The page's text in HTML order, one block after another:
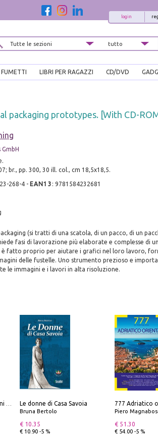
login
LIBRI PER RAGAZZI CD/DVD
packaging prototypes. [With CD-
GmbH
br., pp. 300, 30 ill. col., cm 18,5x18,5.
268-4- EAN13 : 9781584232681
(si tratti di una scatola, di un pacco, di un
fasi di lavorazione più elaborate e complesse di
fatto proprio per aiutare i grafici nel loro lavoro,
delle fustelle. Uno strumento prezioso e
le immagini e i lavori in alta risoluzione.
Le donne di Casa Savoia
Bruna Bertolo
€ 10.35
€ 10.90 -5 %
Piero Magnabosco; Dario
€ 51.30
€ 54.00 -5 %